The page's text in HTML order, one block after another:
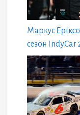
Маркус
сезон IndyCar